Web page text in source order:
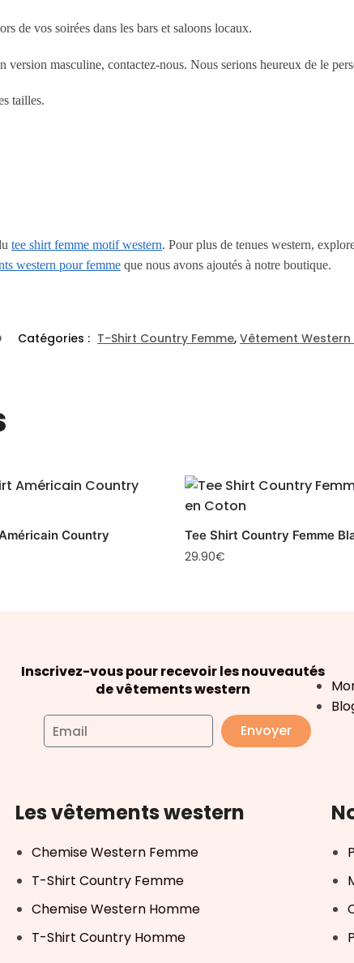
de vos soirées dans les bars et saloons locaux.
version masculine, contactez-nous. Nous serions heureux de le
tailles.
tee shirt femme motif western. Pour plus de tenues western,
western pour femme que nous avons ajoutés à notre boutique.
Catégories : T-Shirt Country Femme, Vêtement Western
Country Tee Shirt Country Femme
29.90€
Inscrivez-vous pour recevoir les nouveautés
de vêtements western
Envoyer
Les vêtements western
Chemise Western Femme
T-Shirt Country Femme
Chemise Western Homme
T-Shirt Country Homme